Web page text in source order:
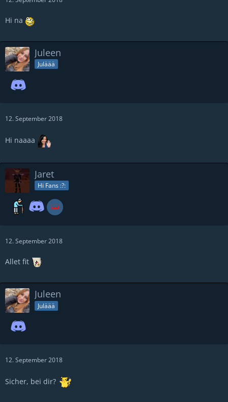
Hi na
Juleen
Juläää
12. September 2018
Hi naaaa
Jaret
Hi Fans :?:
12. September 2018
Allet fit
Juleen
Juläää
12. September 2018
Sicher, bei dir?